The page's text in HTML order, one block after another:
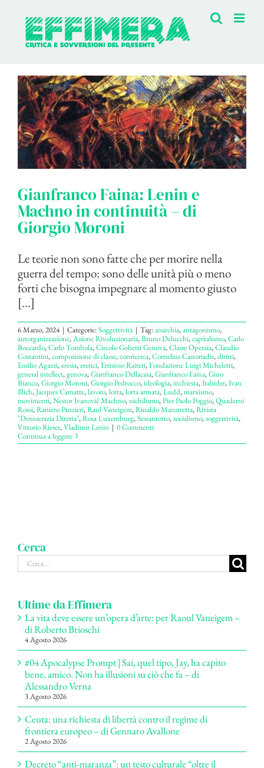
contenuto
Gianfranco Faina: Lenin e
Machno in continuità – di
Giorgio Moroni
Le teorie non sono fatte che per morire nella
guerra del tempo: sono delle unità più o meno
forti che bisogna impegnare al momento giusto
[...]
6 Marzo, 2024 | Categorie:Soggettività | Tag:anarchia,antagonismo,
autorganizzazione,Azione Rivoluzionaria,Bruno Delucchi,capitalismo,Carlo
Boccardo,Carlo Tombola,Circolo Go­betti Genova,Classe Operaia,Claudio
Costantini,composizione di classe,conricerca,Cornelius Castoriadis,diritti,
Emilio Agazzi,eresia,eretici,Ermi­nio Raiteri,Fondazione Luigi Micheletti,
general intellect,genova,Gianfranco Dellacasa,Gianfranco Faina,Gino
Bianco,Giorgio Moroni,Giorgio Pedrocco,ideologia,inchiesta,Italsider,Ivan
Illich,Jacques Camatte,lavoro,lotta,lotta armata,Ludd,marxismo,
movimenti,Nestor Ivanovič Machno,nichilismo,Pier Paolo Poggio,Quaderni
Rossi,Raniero Panzieri,Raul Vaneigem,Rinaldo Manstretta,Rivista
"Democrazia Diretta",Rosa Luxemburg,Sessantotto,socialismo,soggettività,
Vittorio Rieser,Vladimir Lenin | 0 Commenti
Continua a leggere
Cerca
Cerca
per:
Ultime da Effimera
La vita deve essere un’opera d’arte: per Raoul Vaneigem –
di Roberto Brioschi
4 Agosto 2026
#04 Apocalypse Prompt | Sai, quel tipo, Jay, ha capito
bene, amico. Non ha illusioni su ciò che fa – di
Alessandro Verna
3 Agosto 2026
Ceuta: una richiesta di libertà contro il regime di
frontiera europeo – di Gennaro Avallone
2 Agosto 2026
Decreto “anti-maranza”: un testo culturale “oltre il